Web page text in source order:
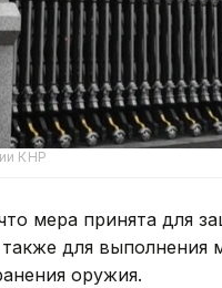
КНР
мера принята для
для выполнения
оружия.